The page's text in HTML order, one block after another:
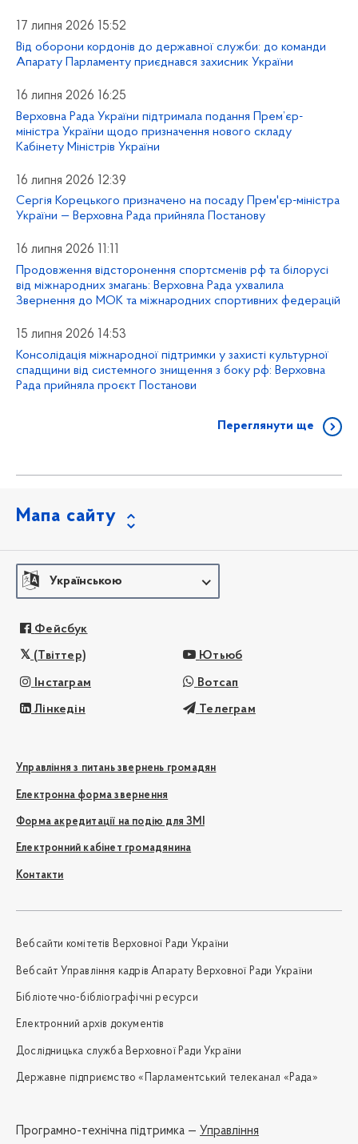
17 липня 2026 15:52
Від оборони кордонів до державної служби: до команди
Апарату Парламенту приєднався захисник України
16 липня 2026 16:25
Верховна Рада України підтримала подання Прем’єр-
міністра України щодо призначення нового складу
Кабінету Міністрів України
16 липня 2026 12:39
Сергія Корецького призначено на посаду Прем'єр-міністра
України — Верховна Рада прийняла Постанову
16 липня 2026 11:11
Продовження відсторонення спортсменів рф та білорусі
від міжнародних змагань: Верховна Рада ухвалила
Звернення до МОК та міжнародних спортивних федерацій
15 липня 2026 14:53
Консолідація міжнародної підтримки у захисті культурної
спадщини від системного знищення з боку рф: Верховна
Рада прийняла проєкт Постанови
Переглянути ще
Мапа сайту
Українською
Фейсбук
(Твіттер) Ютьюб
Інстаграм Вотсап
Лінкедін Телеграм
Управління з питань звернень громадян
Електронна форма звернення
Форма акредитації на подію для ЗМІ
Електронний кабінет громадянина
Контакти
Вебсайти комітетів Верховної Ради України
Вебсайт Управління кадрів Апарату Верховної Ради України
Бібліотечно-бібліографічні ресурси
Електронний архів документів
Дослідницька служба Верховної Ради України
Державне підприємство «Парламентський телеканал «Рада»
Програмно-технічна підтримка — Управління